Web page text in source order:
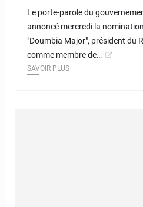
Le porte-parole du
annoncé mercredi la
"Doumbia Major", président du
comme membre de…
SAVOIR PLUS